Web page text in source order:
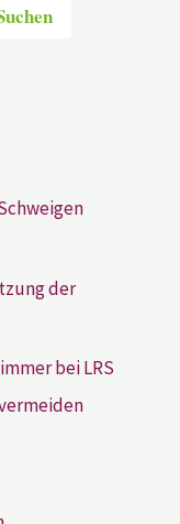
der
bei LRS